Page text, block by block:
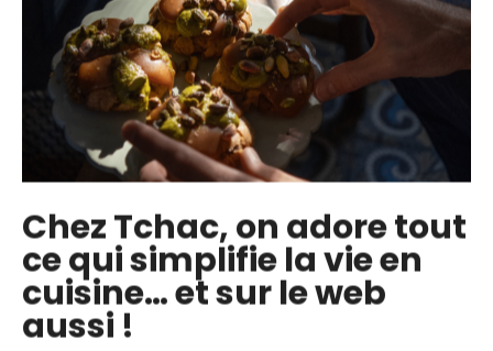
Chez Tchac, on adore tout
ce qui simplifie la vie en
cuisine… et sur le web
aussi !
✅ Maîtrisez l’art du blanchiment pour conserver la
couleur vive et la texture tendre des légumes.
goûts en jouant avec la quantité d’huile d’olive et
d’eau glacée.
✅ Découvrez comment substituer les ingrédients
traditionnels par d’autres options pour personnaliser